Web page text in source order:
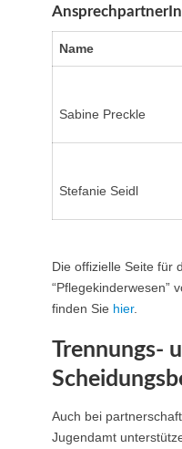
Name
Sabine Preckle
Stefanie Seidl
Die offizielle Seite für
“Pflegekinderwesen”
finden Sie hier.
Trennungs-
Auch bei
Jugendamt